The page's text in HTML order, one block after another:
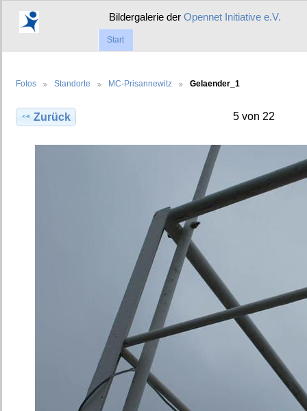
Bildergalerie derOpennet Initiative e.V.
Start
Fotos Standorte MC-Prisannewitz Gelaender_1
Zurück 5 von 22